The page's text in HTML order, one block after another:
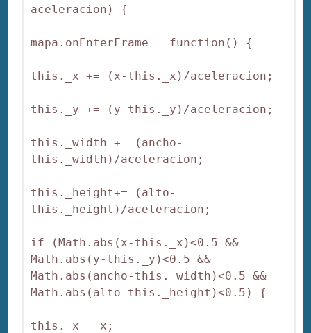
aceleracion) {
mapa.onEnterFrame = function() {
this._x += (x-this._x)/aceleracion;
this._y += (y-this._y)/aceleracion;
this._width += (ancho-
this._width)/aceleracion;
this._height+= (alto-
this._height)/aceleracion;
if (Math.abs(x-this._x)<0.5 &&
Math.abs(y-this._y)<0.5 &&
Math.abs(ancho-this._width)<0.5 &&
Math.abs(alto-this._height)<0.5) {
this._x = x;